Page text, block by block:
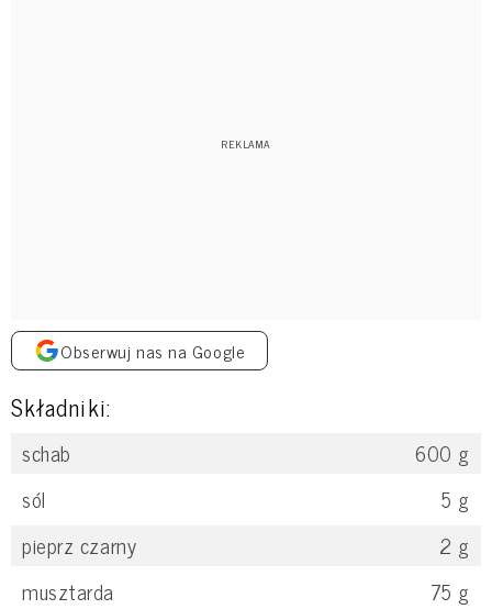
Obserwuj nas na Google
Składniki:
schab 600 g
sól
5 g
pieprz czarny
2 g
musztarda
75 g